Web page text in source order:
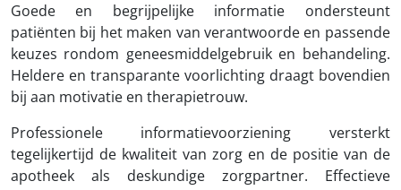
Goede en begrijpelijke informatie ondersteunt
patiënten bij het maken van verantwoorde en passende
keuzes rondom geneesmiddelgebruik en behandeling.
Heldere en transparante voorlichting draagt bovendien
bij aan motivatie en therapietrouw.
Professionele informatievoorziening versterkt
tegelijkertijd de kwaliteit van zorg en de positie van de
apotheek als deskundige zorgpartner. Effectieve